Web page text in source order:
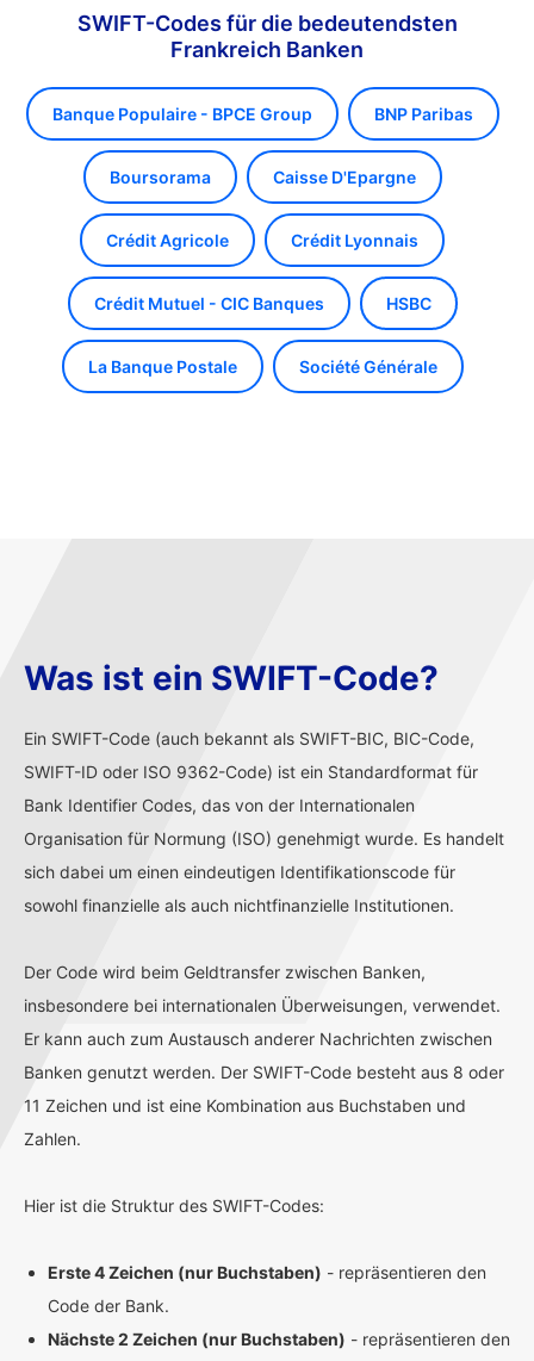
SWIFT-Codes für die bedeutendsten
Frankreich Banken
Banque Populaire - BPCE Group BNP Paribas
Boursorama Caisse D'Epargne
Crédit Agricole Crédit Lyonnais
Crédit Mutuel - CIC Banques HSBC
La Banque Postale Société Générale
Was ist ein SWIFT-Code?
Ein SWIFT-Code (auch bekannt als SWIFT-BIC, BIC-Code,
SWIFT-ID oder ISO 9362-Code) ist ein Standardformat für
Bank Identifier Codes, das von der Internationalen
Organisation für Normung (ISO) genehmigt wurde. Es handelt
sich dabei um einen eindeutigen Identifikationscode für
sowohl finanzielle als auch nichtfinanzielle Institutionen.
Der Code wird beim Geldtransfer zwischen Banken,
insbesondere bei internationalen Überweisungen, verwendet.
Er kann auch zum Austausch anderer Nachrichten zwischen
Banken genutzt werden. Der SWIFT-Code besteht aus 8 oder
11 Zeichen und ist eine Kombination aus Buchstaben und
Zahlen.
Hier ist die Struktur des SWIFT-Codes:
Erste 4 Zeichen (nur Buchstaben) - repräsentieren den
Code der Bank.
Nächste 2 Zeichen (nur Buchstaben) - repräsentieren den